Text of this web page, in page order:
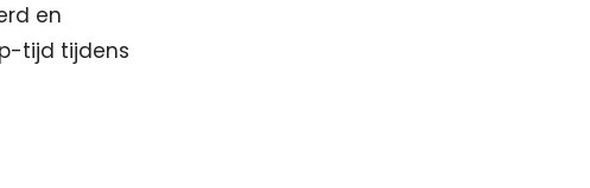
en
tijd tijdens